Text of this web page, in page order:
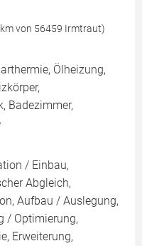
von 56459 Irmtraut)
Ölheizung,
Badezimmer,
/ Einbau,
Abgleich,
Aufbau / Auslegung,
/ Optimierung,
Erweiterung,